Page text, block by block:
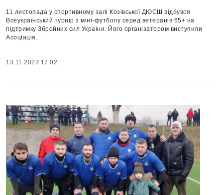
11 листопада у спортивному залі Козівської ДЮСШ відбувся
Всеукраїнський турнір з міні-футболу серед ветеранів 65+ на
підтримку Збройних сил України. Його організатором виступили
Асоціація...
13.11.2023 17:02